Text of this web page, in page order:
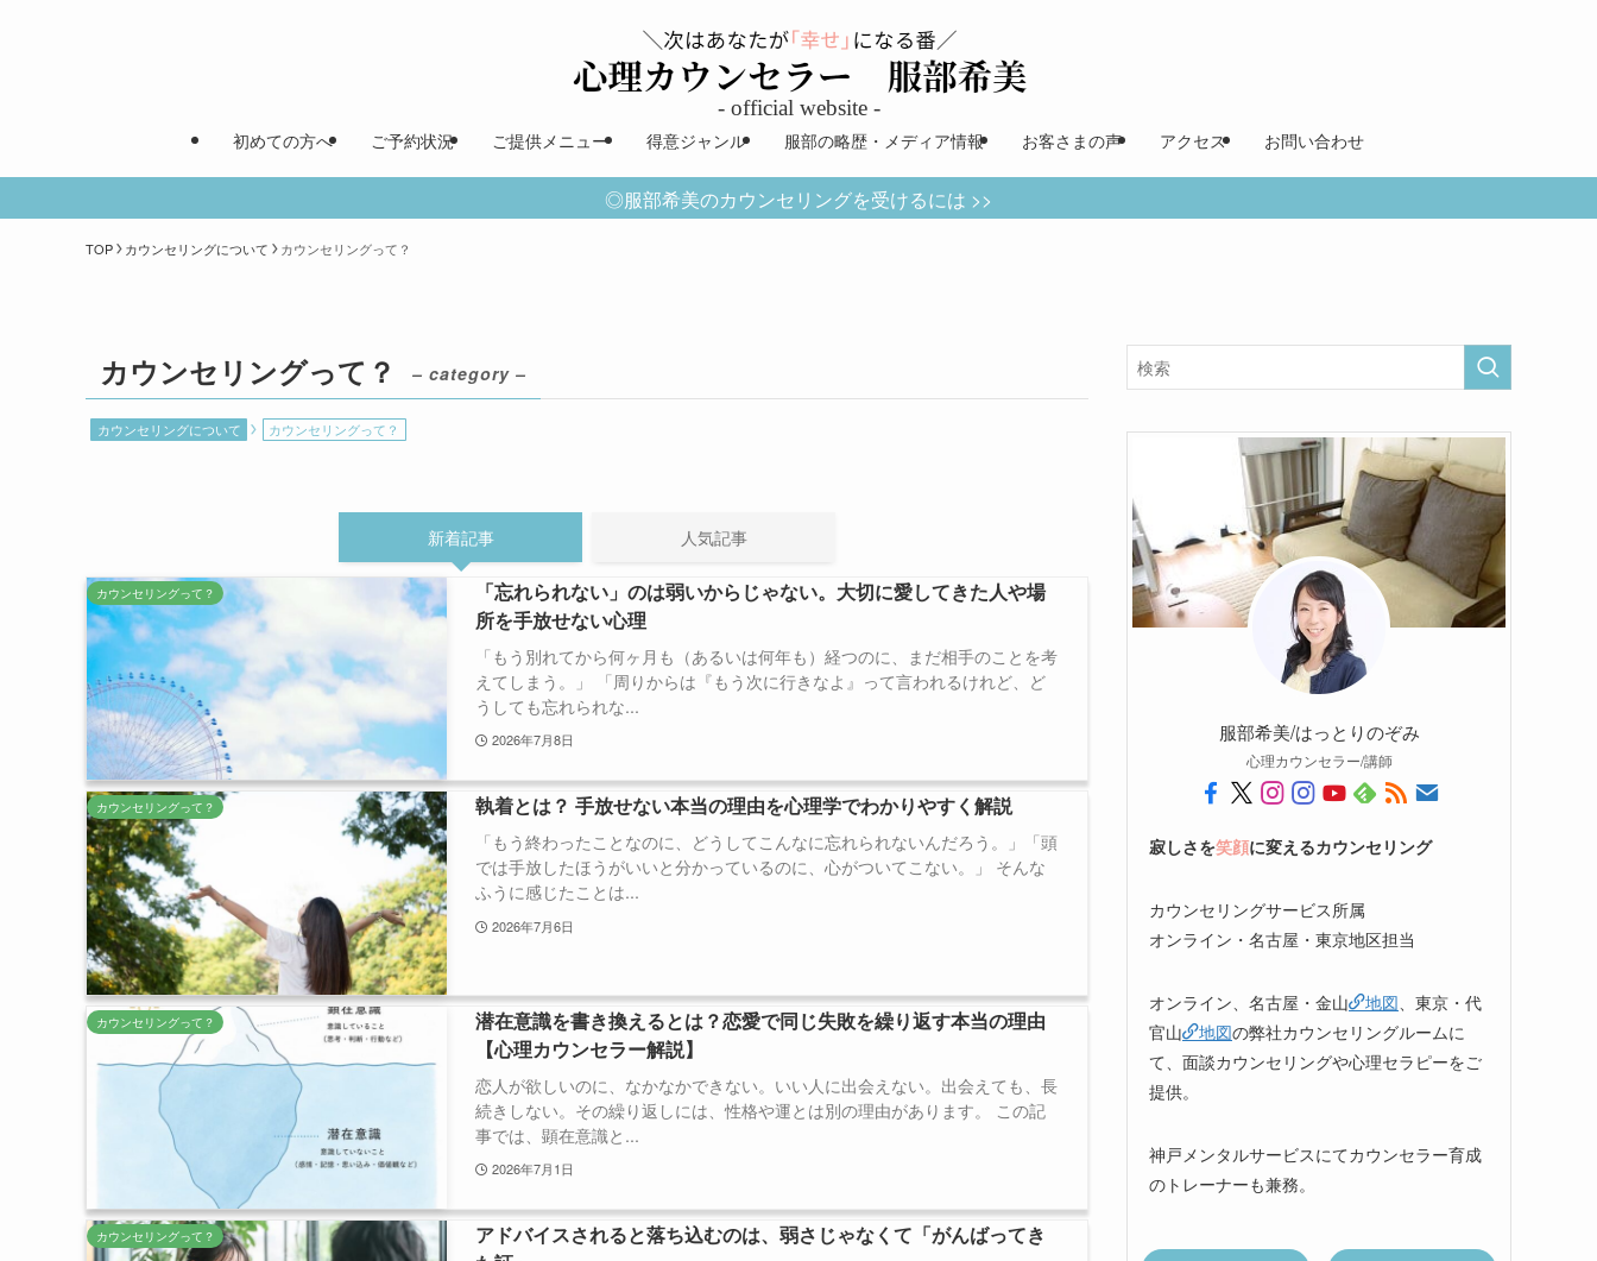
初めての方へ ご予約状況 ご提供メニュー 得意ジャンル 服部の略歴・メディア情報 お客さまの声 アクセス お問い合わせ
◎服部希美のカウンセリングを受けるには >>
TOP カウンセリングについて カウンセリングって？
カウンセリングって？ – category –
カウンセリングについて カウンセリングって？
新着記事 人気記事
カウンセリングって？
「忘れられない」のは弱いからじゃない。大切に愛してきた人や場
所を手放せない心理
「もう別れてから何ヶ月も（あるいは何年も）経つのに、まだ相手のことを考
えてしまう。」 「周りからは『もう次に行きなよ』って言われるけれど、ど
うしても忘れられな...
2026年7月8日
カウンセリングって？ 執着とは？ 手放せない本当の理由を心理学でわかりやすく解説
「もう終わったことなのに、どうしてこんなに忘れられないんだろう。」「頭
では手放したほうがいいと分かっているのに、心がついてこない。」 そんな
ふうに感じたことは...
2026年7月6日
カウンセリングって？
潜在意識を書き換えるとは？恋愛で同じ失敗を繰り返す本当の理由
【心理カウンセラー解説】
恋人が欲しいのに、なかなかできない。いい人に出会えない。出会えても、長
続きしない。その繰り返しには、性格や運とは別の理由があります。 この記
事では、顕在意識と...
2026年7月1日
カウンセリングって？
アドバイスされると落ち込むのは、弱さじゃなくて「がんばってき
服部希美/はっとりのぞみ
心理カウンセラー/講師
寂しさを笑顔に変えるカウンセリング
カウンセリングサービス所属
オンライン・名古屋・東京地区担当
オンライン、名古屋・金山 地図、東京・代
官山
地図の弊社カウンセリングルームに
て、面談カウンセリングや心理セラピーをご
提供。
神戸メンタルサービスにてカウンセラー育成
のトレーナーも兼務。